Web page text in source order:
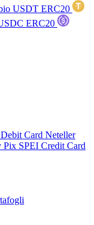
USDT ERC20
ERC20
Debit Card Neteller
Pix SPEI Credit Card